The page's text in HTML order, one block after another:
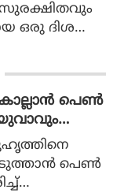
ഒരു ദിശ
ഉറ
പ്രഖ്യാപിത
ഇ
ചടങ്ങില്‍
ജനറല്‍
ഗുട്ടെറസ്
പെൺ
യുവാവും
പെൺ